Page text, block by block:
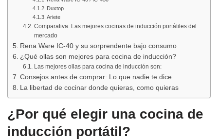
Duxtop
Ariete
Comparativa: Las mejores cocinas de inducción portátiles del
mercado
Rena Ware IC-40 y su sorprendente bajo consumo
¿Qué ollas son mejores para cocina de inducción?
Las mejores ollas para cocina de inducción son:
Consejos antes de comprar: Lo que nadie te dice
La libertad de cocinar donde quieras, como quieras
¿Por qué elegir una cocina de
inducción portátil?